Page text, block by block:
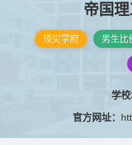
帝国
顶尖学府 男生比
学校
官方网址：